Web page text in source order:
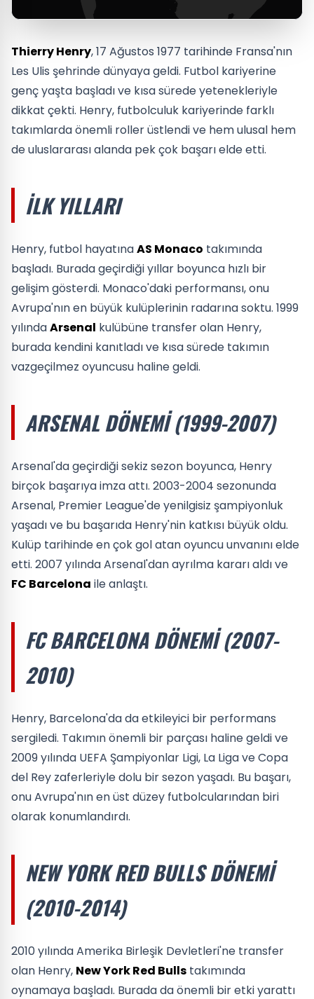
Thierry Henry, 17 Ağustos 1977 tarihinde Fransa'nın
Les Ulis şehrinde dünyaya geldi. Futbol kariyerine
genç yaşta başladı ve kısa sürede yetenekleriyle
dikkat çekti. Henry, futbolculuk kariyerinde farklı
takımlarda önemli roller üstlendi ve hem ulusal hem
de uluslararası alanda pek çok başarı elde etti.
İLK YILLARI
Henry, futbol hayatınaAS Monaco takımında
başladı. Burada geçirdiği yıllar boyunca hızlı bir
gelişim gösterdi. Monaco'daki performansı, onu
Avrupa'nın en büyük kulüplerinin radarına soktu. 1999
yılındaArsenal kulübüne transfer olan Henry,
burada kendini kanıtladı ve kısa sürede takımın
vazgeçilmez oyuncusu haline geldi.
ARSENAL DÖNEMI (1999-2007)
Arsenal'da geçirdiği sekiz sezon boyunca, Henry
birçok başarıya imza attı. 2003-2004 sezonunda
Arsenal, Premier League'de yenilgisiz şampiyonluk
yaşadı ve bu başarıda Henry'nin katkısı büyük oldu.
Kulüp tarihinde en çok gol atan oyuncu unvanını elde
etti. 2007 yılında Arsenal'dan ayrılma kararı aldı ve
FC Barcelona ile anlaştı.
FC BARCELONA DÖNEMI (2007-
2010)
Henry, Barcelona'da da etkileyici bir performans
sergiledi. Takımın önemli bir parçası haline geldi ve
2009 yılında UEFA Şampiyonlar Ligi, La Liga ve Copa
del Rey zaferleriyle dolu bir sezon yaşadı. Bu başarı,
onu Avrupa'nın en üst düzey futbolcularından biri
olarak konumlandırdı.
NEW YORK RED BULLS DÖNEMI
(2010-2014)
2010 yılında Amerika Birleşik Devletleri'ne transfer
olan Henry, New York Red Bulls takımında
oynamaya başladı. Burada da önemli bir etki yarattı